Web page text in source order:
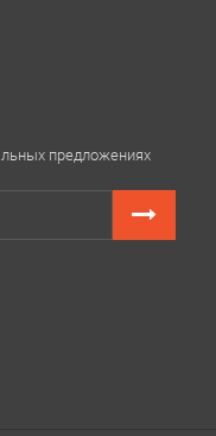
предложениях